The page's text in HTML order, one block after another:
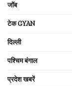
जॉब
टेक GYAN
दिल्ली
पश्चिम बंगाल
प्रदेश खबरें